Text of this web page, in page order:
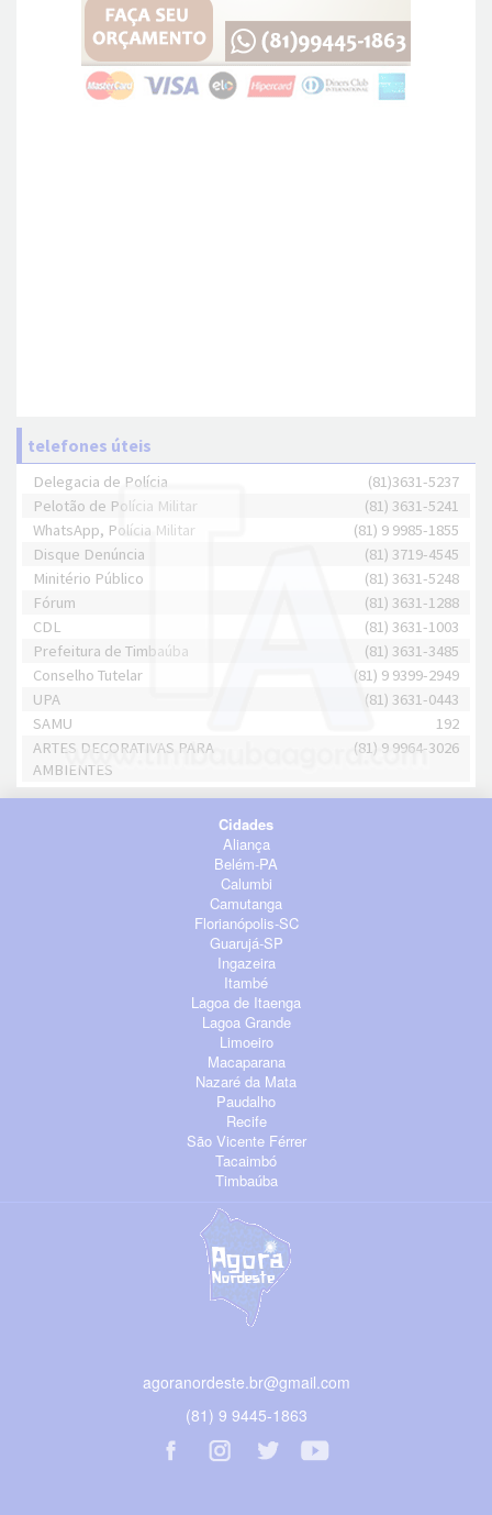
telefones úteis
Delegacia de Polícia
(81)3631-5237
Pelotão de Polícia Militar
(81) 3631-5241
WhatsApp, Polícia Militar
(81) 9 9985-1855
Disque Denúncia
(81) 3719-4545
Minitério Público
(81) 3631-5248
Fórum
(81) 3631-1288
CDL
(81) 3631-1003
Prefeitura de Timbaúba
(81) 3631-3485
Conselho Tutelar
(81) 9 9399-2949
UPA
(81) 3631-0443
SAMU
192
ARTES DECORATIVAS PARA
AMBIENTES
(81) 9 9964-3026
Cidades
Aliança
Belém-PA
Calumbi
Camutanga
Florianópolis-SC
Guarujá-SP
Ingazeira
Itambé
Lagoa de Itaenga
Lagoa Grande
Limoeiro
Macaparana
Nazaré da Mata
Paudalho
Recife
São Vicente Férrer
Tacaimbó
Timbaúba
agoranordeste.br@gmail.com
(81) 9 9445-1863